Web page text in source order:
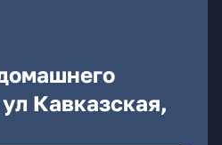
Кавказская,